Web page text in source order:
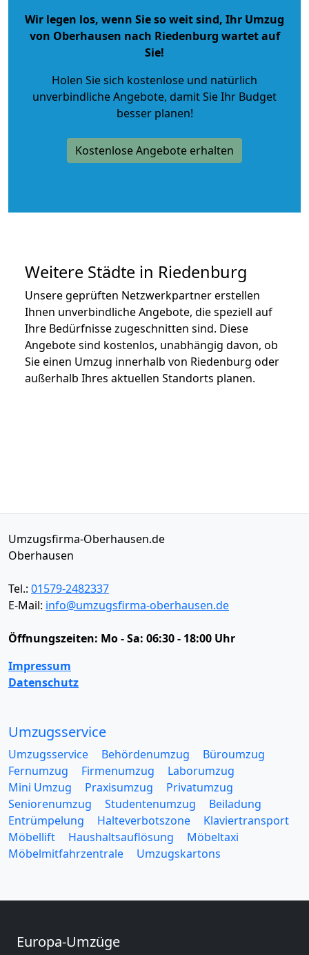
Wir legen los, wenn Sie so weit sind, Ihr Umzug
von Oberhausen nach Riedenburg wartet auf
Sie!
Holen Sie sich kostenlose und natürlich
unverbindliche Angebote, damit Sie Ihr Budget
besser planen!
Kostenlose Angebote erhalten
Weitere Städte in Riedenburg
Unsere geprüften Netzwerkpartner erstellen
Ihnen unverbindliche Angebote, die speziell auf
Ihre Bedürfnisse zugeschnitten sind. Diese
Angebote sind kostenlos, unabhängig davon, ob
Sie einen Umzug innerhalb von Riedenburg oder
außerhalb Ihres aktuellen Standorts planen.
Umzugsfirma-Oberhausen.de
Oberhausen
Tel.: 01579-2482337
E-Mail: info@umzugsfirma-oberhausen.de
Öffnungszeiten: Mo - Sa: 06:30 - 18:00 Uhr
Impressum
Datenschutz
Umzugsservice
Umzugsservice Behördenumzug
Büroumzug
Fernumzug
Firmenumzug
Laborumzug
Mini Umzug
Praxisumzug
Privatumzug
Seniorenumzug
Studentenumzug
Beiladung
Entrümpelung
Halteverbotszone
Klaviertransport
Möbellift
Haushaltsauflösung
Möbeltaxi
Möbelmitfahrzentrale
Umzugskartons
Europa-Umzüge